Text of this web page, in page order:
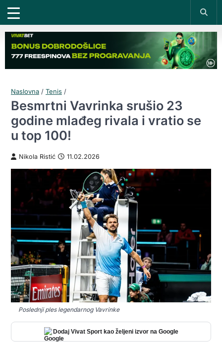
Naslovna / Tenis /
Besmrtni Vavrinka srušio 23
godine mlađeg rivala i vratio se
u top 100!
Nikola Ristić 11.02.2026
Poslednji ples legendarnog Vavrinke
Dodaj Vivat Sport kao željeni izvor na Google